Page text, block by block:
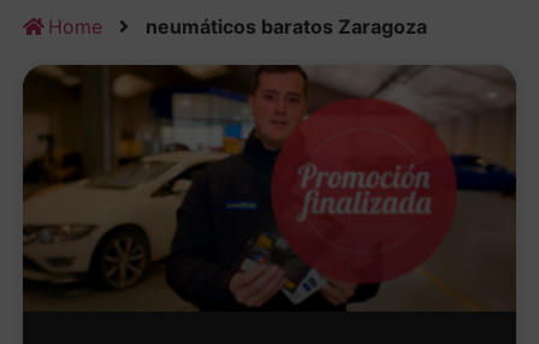
Home neumáticos baratos Zaragoza